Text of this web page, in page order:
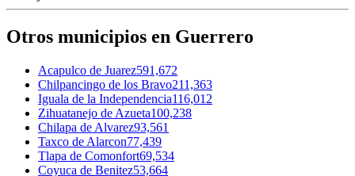
Otros municipios en Guerrero
Acapulco de Juarez591,672
Chilpancingo de los Bravo211,363
Iguala de la Independencia116,012
Zihuatanejo de Azueta100,238
Chilapa de Alvarez93,561
Taxco de Alarcon77,439
Tlapa de Comonfort69,534
Coyuca de Benitez53,664